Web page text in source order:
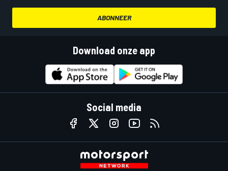
ABONNEER
Download onze app
Social media